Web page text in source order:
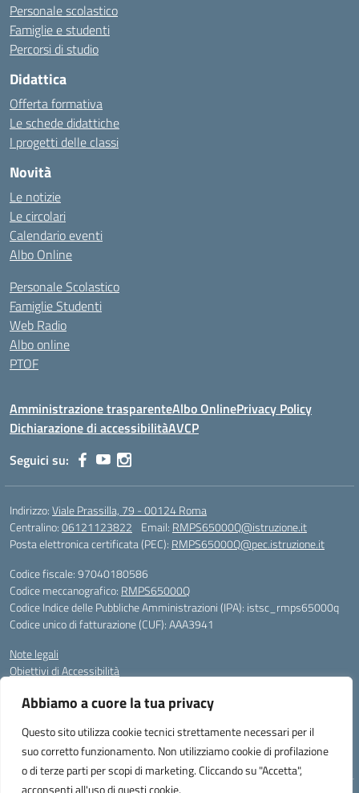
Abbiamo a cuore la tua privacy
Questo sito utilizza cookie tecnici strettamente necessari per il
suo corretto funzionamento. Non utilizziamo cookie di profilazione
o di terze parti per scopi di marketing. Cliccando su "Accetta",
acconsenti all'uso di questi cookie.
Personale scolastico
Famiglie e studenti
Percorsi di studio
Didattica
Offerta formativa
Le schede didattiche
I progetti delle classi
Novità
Le notizie
Le circolari
Calendario eventi
Albo Online
Personale Scolastico
Famiglie Studenti
Web Radio
Albo online
PTOF
Amministrazione trasparenteAlbo OnlinePrivacy Policy
Dichiarazione di accessibilitàAVCP
Seguici su:
Indirizzo:Viale Prassilla, 79 - 00124 Roma
Centralino:06121123822 Email: RMPS65000Q@istruzione.it
Posta elettronica certificata (PEC): RMPS65000Q@pec.istruzione.it
Codice fiscale: 97040180586
Codice meccanografico: RMPS65000Q
Codice Indice delle Pubbliche Amministrazioni (IPA): istsc_rmps65000q
Codice unico di fatturazione (CUF): AAA3941
Note legali
Obiettivi di Accessibilità
del sito web al responsabile dell’accessibilità (RTD), scrivendo al
Sito realizzato da Avaservice